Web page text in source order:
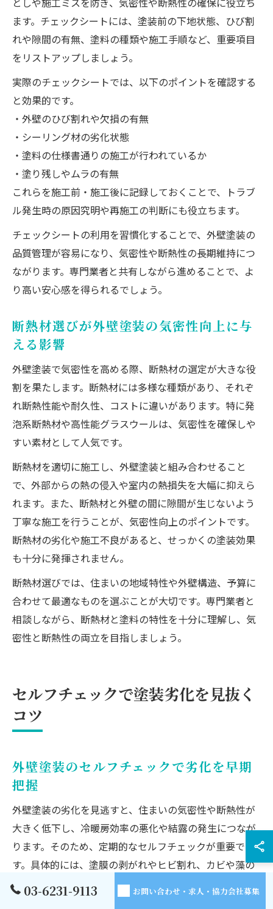
ます。チェックシートには、塗装前の下地状態、ひび割
れや隙間の有無、塗料の種類や施工手順など、重要項目
をリストアップしましょう。
実際のチェックシートでは、以下のポイントを確認する
と効果的です。
・外壁のひび割れや欠損の有無
・シーリング材の劣化状態
・塗料の仕様書通りの施工が行われているか
・塗り残しやムラの有無
これらを施工前・施工後に記録しておくことで、トラブ
ル発生時の原因究明や再施工の判断にも役立ちます。
チェックシートの利用を習慣化することで、外壁塗装の
品質管理が容易になり、気密性や断熱性の長期維持につ
ながります。専門業者と共有しながら進めることで、よ
り高い安心感を得られるでしょう。
断熱材選びが外壁塗装の気密性向上に与
える影響
外壁塗装で気密性を高める際、断熱材の選定が大きな役
割を果たします。断熱材には多様な種類があり、それぞ
れ断熱性能や耐久性、コストに違いがあります。特に発
泡系断熱材や高性能グラスウールは、気密性を確保しや
すい素材として人気です。
断熱材を適切に施工し、外壁塗装と組み合わせること
で、外部からの熱の侵入や室内の熱損失を大幅に抑えら
れます。また、断熱材と外壁の間に隙間が生じないよう
丁寧な施工を行うことが、気密性向上のポイントです。
断熱材の劣化や施工不良があると、せっかくの塗装効果
も十分に発揮されません。
断熱材選びでは、住まいの地域特性や外壁構造、予算に
合わせて最適なものを選ぶことが大切です。専門業者と
相談しながら、断熱材と塗料の特性を十分に理解し、気
密性と断熱性の両立を目指しましょう。
セルフチェックで塗装劣化を見抜く
コツ
外壁塗装のセルフチェックで劣化を早期
把握
外壁塗装の劣化を見逃すと、住まいの気密性や断熱性が
大きく低下し、冷暖房効率の悪化や結露の発生につなが
ります。そのため、定期的なセルフチェックが重要で
す。具体的には、塗膜の剥がれやヒビ割れ、カビや藻の
発生、外壁表面の色あせなどを目視で確認しましょう。
03-6231-9113 お問い合わせ・求人・協力会社募集